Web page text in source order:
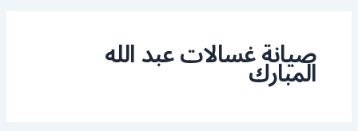
صيانة غسالات عبد الله
المبارك